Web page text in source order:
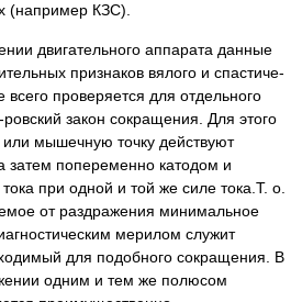
(например КЗС).
двигательного аппарата данные
признаков вялого и спастиче-
всего проверяется для отдельного
закон сокращения. Для этого
мышечную точку действуют
попеременно катодом и
при одной и той же силе тока.Т. о.
от раздражения минимальное
мерилом служит
для подобного сокращения. В
одним и тем же полюсом